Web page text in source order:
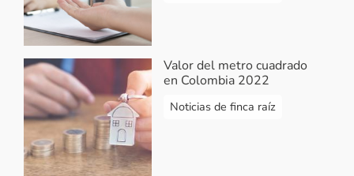
Quisiera saber a que precio se el M2 en
la Carrera 13 C N° 42 -45 Sur. Rafael
Uribe Uribe
Responder...
Vivendo.co-Respuesta Carlos Uriel
Guarin
2021-07-13 14:07:38
Valor del metro cuadrado
en Colombia 2022
Noticias de finca raíz